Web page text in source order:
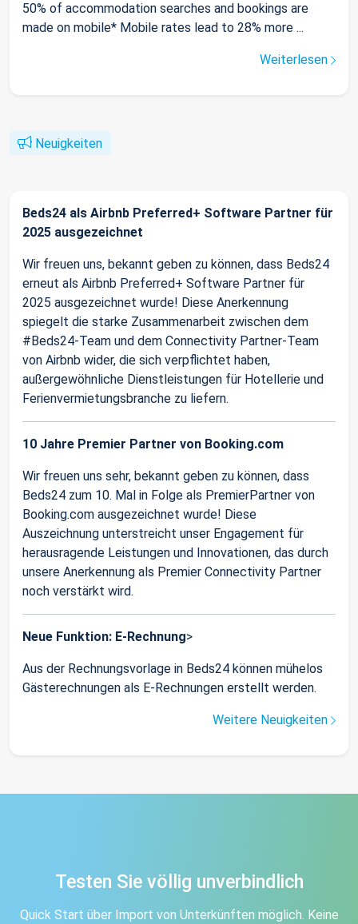
50% of accommodation searches and bookings are
made on mobile* Mobile rates lead to 28% more ...
Weiterlesen
Neuigkeiten
Beds24 als Airbnb Preferred+ Software Partner für
2025 ausgezeichnet
Wir freuen uns, bekannt geben zu können, dass Beds24
erneut als Airbnb Preferred+ Software Partner für
2025 ausgezeichnet wurde! Diese Anerkennung
spiegelt die starke Zusammenarbeit zwischen dem
#Beds24-Team und dem Connectivity Partner-Team
von Airbnb wider, die sich verpflichtet haben,
außergewöhnliche Dienstleistungen für Hotellerie und
Ferienvermietungsbranche zu liefern.
10 Jahre Premier Partner von Booking.com
Wir freuen uns sehr, bekannt geben zu können, dass
Beds24 zum 10. Mal in Folge als PremierPartner von
Booking.com ausgezeichnet wurde! Diese
Auszeichnung unterstreicht unser Engagement für
herausragende Leistungen und Innovationen, das durch
unsere Anerkennung als Premier Connectivity Partner
noch verstärkt wird.
Neue Funktion: E-Rechnung>
Aus der Rechnungsvorlage in Beds24 können mühelos
Gästerechnungen als E-Rechnungen erstellt werden.
Weitere Neuigkeiten
Testen Sie völlig unverbindlich
Quick Start über Import von Unterkünften möglich. Keine